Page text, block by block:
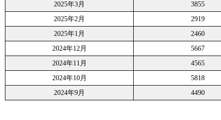
2025年3月
3855
2025年2月
2919
2025年1月
2460
2024年12月
5667
2024年11月
4565
2024年10月
5818
2024年9月
4490